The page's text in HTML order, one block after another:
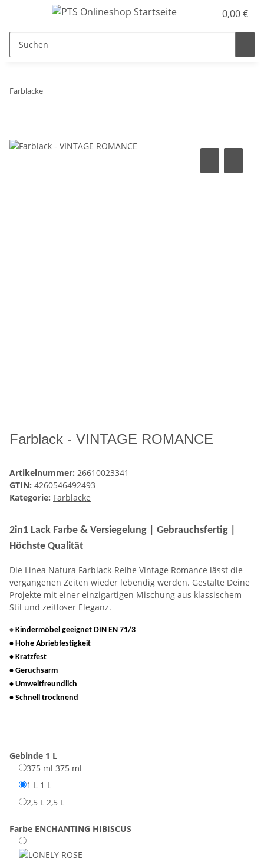
0,00 €
Farblacke
Farblack - VINTAGE ROMANCE
Artikelnummer: 26610023341
GTIN: 4260546492493
Kategorie: Farblacke
2in1 Lack Farbe & Versiegelung | Gebrauchsfertig |
Höchste Qualität
Die Linea Natura Farblack-Reihe Vintage Romance lässt die
vergangenen Zeiten wieder lebendig werden. Gestalte Deine
Projekte mit einer einzigartigen Mischung aus klassischem
Stil und zeitloser Eleganz.
• Kindermöbel geeignet DIN EN 71/3
• Hohe Abriebfestigkeit
• Kratzfest
• Geruchsarm
• Umweltfreundlich
• Schnell trocknend
Gebinde 1 L
375 ml 375 ml
1 L 1 L
2,5 L 2,5 L
Farbe ENCHANTING HIBISCUS